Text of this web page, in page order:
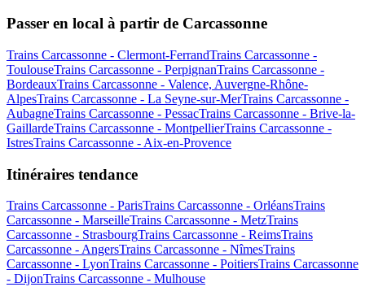
Passer en local à partir de Carcassonne
Trains Carcassonne - Clermont-FerrandTrains Carcassonne -
ToulouseTrains Carcassonne - PerpignanTrains Carcassonne -
BordeauxTrains Carcassonne - Valence, Auvergne-Rhône-
AlpesTrains Carcassonne - La Seyne-sur-MerTrains Carcassonne -
AubagneTrains Carcassonne - PessacTrains Carcassonne - Brive-la-
GaillardeTrains Carcassonne - MontpellierTrains Carcassonne -
IstresTrains Carcassonne - Aix-en-Provence
Itinéraires tendance
Trains Carcassonne - ParisTrains Carcassonne - OrléansTrains
Carcassonne - MarseilleTrains Carcassonne - MetzTrains
Carcassonne - StrasbourgTrains Carcassonne - ReimsTrains
Carcassonne - AngersTrains Carcassonne - NîmesTrains
Carcassonne - LyonTrains Carcassonne - PoitiersTrains Carcassonne
- DijonTrains Carcassonne - Mulhouse